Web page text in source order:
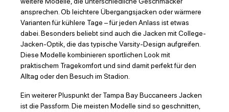
ansprechen. Ob leichtere Übergangsjacken oder wärmere
Varianten für kühlere Tage – für jeden Anlass ist etwas
dabei. Besonders beliebt sind auch die Jacken mit College-
Jacken-Optik, die das typische Varsity-Design aufgreifen.
Diese Modelle kombinieren sportlichen Look mit
praktischem Tragekomfort und sind damit perfekt für den
Alltag oder den Besuch im Stadion.
Ein weiterer Pluspunkt der Tampa Bay Buccaneers Jacken
ist die Passform. Die meisten Modelle sind so geschnitten,